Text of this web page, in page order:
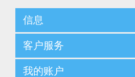
信息
客户服务
我的账户